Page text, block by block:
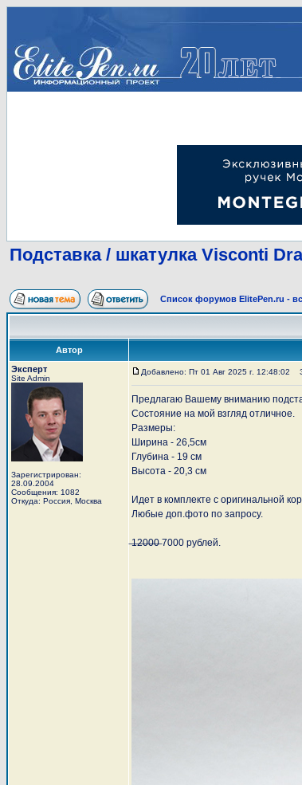
Подставка / шкатулка Visconti
Список форумов ElitePen.ru -
Автор
Эксперт
Site Admin
Зарегистрирован:
28.09.2004
Сообщения: 1082
Откуда: Россия, Москва
Добавлено: Пт 01 Авг 2025 г. 12:48:02
Предлагаю Вашему вниманию
Состояние на мой взгляд отличное.
Размеры:
Ширина - 26,5см
Глубина - 19 см
Высота - 20,3 см
Идет в комплекте с оригинальной
Любые доп.фото по запросу.
̶1̶2̶0̶0̶0̶ 7000 рублей.